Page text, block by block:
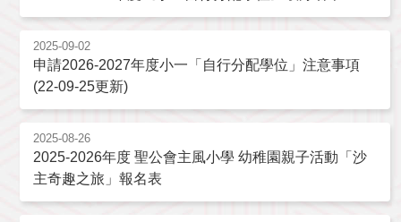
2025-09-02
申請2026-2027年度小一「自行分配學位」注意事項
(22-09-25更新)
2025-08-26
2025-2026年度 聖公會主風小學 幼稚園親子活動「沙
主奇趣之旅」報名表